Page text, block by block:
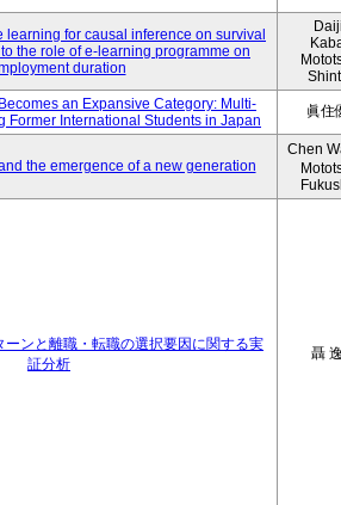
for causal inference on survival
the role of e-learning programme on
duration
an Expansive Category: Multi-
Former International Students in Japan
眞住
the emergence of a new generation
Chen
ンと離職・転職の選択要因に関する実
証分析
聶